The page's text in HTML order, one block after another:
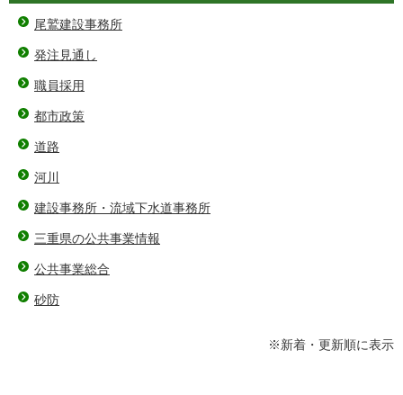
尾鷲建設事務所
発注見通し
職員採用
都市政策
道路
河川
建設事務所・流域下水道事務所
三重県の公共事業情報
公共事業総合
砂防
※新着・更新順に表示